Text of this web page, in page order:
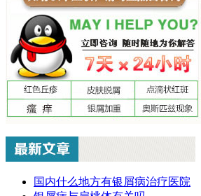
国内什么地方有银屑病治疗医院